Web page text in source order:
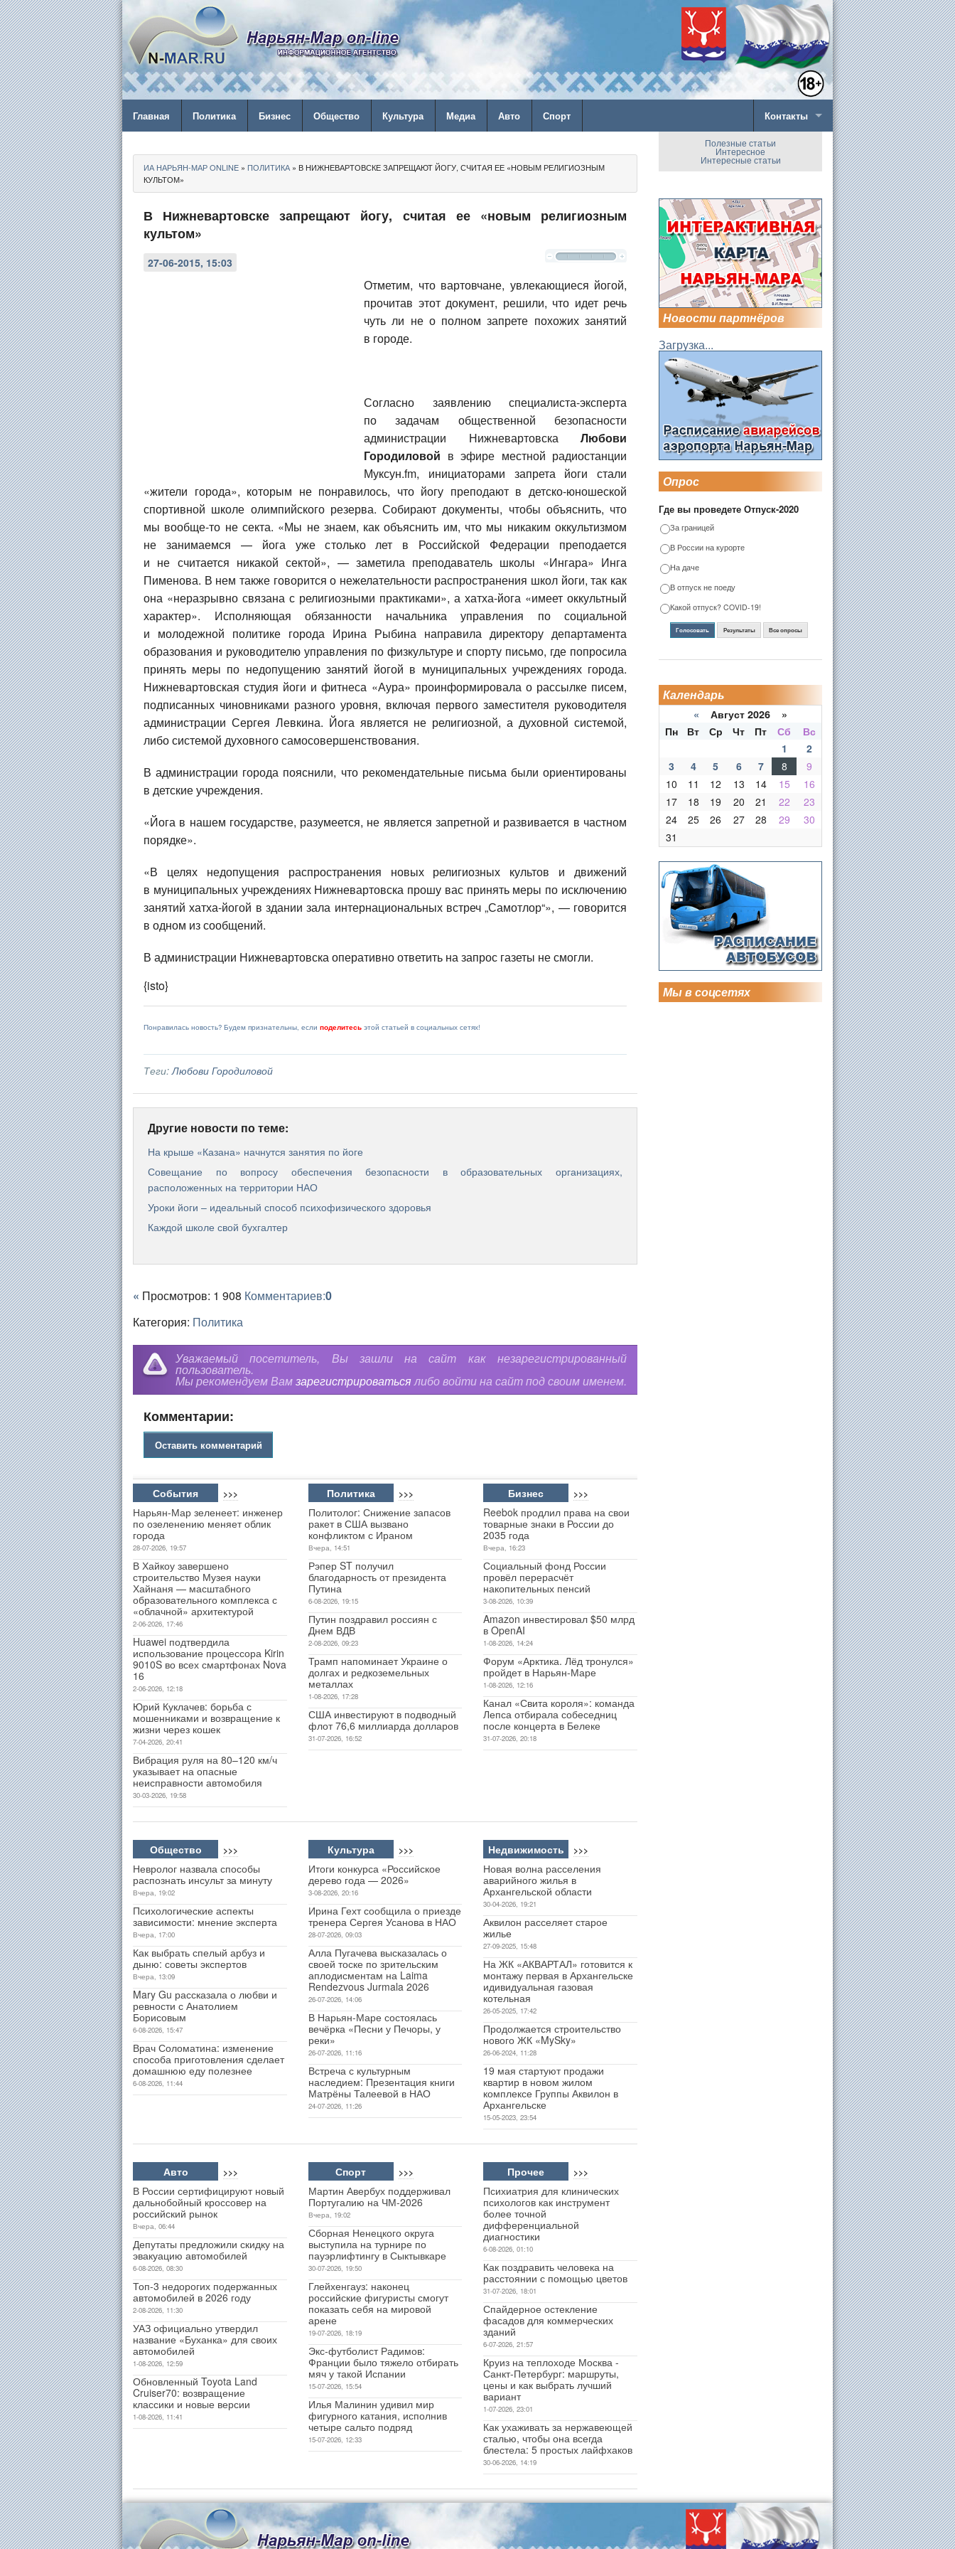
Главная Политика Бизнес Общество Культура Медиа Авто Спорт Контакты
ИА НАРЬЯН-МАР ONLINE » ПОЛИТИКА » В НИЖНЕВАРТОВСКЕ ЗАПРЕЩАЮТ ЙОГУ, СЧИТАЯ ЕЕ «НОВЫМ РЕЛИГИОЗНЫМ
КУЛЬТОМ»
В Нижневартовске запрещают йогу, считая ее «новым религиозным
культом»
27-06-2015, 15:03
Отметим, что вартовчане, увлекающиеся йогой,
прочитав этот документ, решили, что идет речь
чуть ли не о полном запрете похожих занятий
в городе.
Согласно заявлению специалиста-эксперта
по задачам общественной безопасности
администрации Нижневартовска Любови
Городиловой в эфире местной радиостанции
Муксун.fm, инициаторами запрета йоги стали
«жители города», которым не понравилось, что йогу преподают в детско-юношеской
спортивной школе олимпийского резерва. Собирают документы, чтобы объяснить, что
мы вообще-то не секта. «Мы не знаем, как объяснить им, что мы никаким оккультизмом
не занимаемся — йога уже столько лет в Российской Федерации преподается
и не считается никакой сектой», — заметила преподаватель школы «Ингара» Инга
Пименова. В нем также говорится о нежелательности распространения школ йоги, так как
она «неразрывно связана с религиозными практиками», а хатха-йога «имеет оккультный
характер». Исполняющая обязанности начальника управления по социальной
и молодежной политике города Ирина Рыбина направила директору департамента
образования и руководителю управления по физкультуре и спорту письмо, где попросила
принять меры по недопущению занятий йогой в муниципальных учреждениях города.
Нижневартовская студия йоги и фитнеса «Аура» проинформировала о рассылке писем,
подписанных чиновниками разного уровня, включая первого заместителя руководителя
администрации Сергея Левкина. Йога является не религиозной, а духовной системой,
либо системой духовного самосовершенствования.
В администрации города пояснили, что рекомендательные письма были ориентированы
в детские учреждения.
«Йога в нашем государстве, разумеется, не является запретной и развивается в частном
порядке».
«В целях недопущения распространения новых религиозных культов и движений
в муниципальных учреждениях Нижневартовска прошу вас принять меры по исключению
занятий хатха-йогой в здании зала интернациональных встреч „Самотлор“», — говорится
в одном из сообщений.
В администрации Нижневартовска оперативно ответить на запрос газеты не смогли.
{isto}
Понравилась новость? Будем признательны, если поделитесь этой статьей в социальных сетях!
Теги:Любови Городиловой
Другие новости по теме:
На крыше «Казана» начнутся занятия по йоге
Совещание по вопросу обеспечения безопасности в образовательных организациях,
расположенных на территории НАО
Уроки йоги – идеальный способ психофизического здоровья
Каждой школе свой бухгалтер
« Просмотров: 1 908 Комментариев:0
Категория: Политика
Уважаемый посетитель, Вы зашли на сайт как незарегистрированный
пользователь.
Мы рекомендуем Вамзарегистрироваться либо войти на сайт под своим именем.
Комментарии:
Оставить комментарий
События >>>
Нарьян-Мар зеленеет: инженер
по озеленению меняет облик
города
28-07-2026, 19:57
В Хайкоу завершено
строительство Музея науки
Хайнаня — масштабного
образовательного комплекса с
«облачной» архитектурой
2-06-2026, 17:46
Huawei подтвердила
использование процессора Kirin
9010S во всех смартфонах Nova
16
2-06-2026, 12:18
Юрий Куклачев: борьба с
мошенниками и возвращение к
жизни через кошек
7-04-2026, 20:41
Вибрация руля на 80–120 км/ч
указывает на опасные
неисправности автомобиля
30-03-2026, 19:58
Политика >>>
Политолог: Снижение запасов
ракет в США вызвано
конфликтом с Ираном
Вчера, 14:51
Рэпер ST получил
благодарность от президента
Путина
6-08-2026, 19:15
Путин поздравил россиян с
Днем ВДВ
2-08-2026, 09:23
Трамп напоминает Украине о
долгах и редкоземельных
металлах
1-08-2026, 17:28
США инвестируют в подводный
флот 76,6 миллиарда долларов
31-07-2026, 16:52
Бизнес >>>
Reebok продлил права на свои
товарные знаки в России до
2035 года
Вчера, 16:23
Социальный фонд России
провёл перерасчёт
накопительных пенсий
3-08-2026, 10:39
Amazon инвестировал $50 млрд
в OpenAI
1-08-2026, 14:24
Форум «Арктика. Лёд тронулся»
пройдет в Нарьян-Маре
1-08-2026, 12:16
Канал «Свита короля»: команда
Лепса отбирала собеседниц
после концерта в Белеке
31-07-2026, 20:18
Общество >>>
Невролог назвала способы
распознать инсульт за минуту
Вчера, 19:02
Психологические аспекты
зависимости: мнение эксперта
Вчера, 17:00
Как выбрать спелый арбуз и
дыню: советы экспертов
Вчера, 13:09
Mary Gu рассказала о любви и
ревности с Анатолием
Борисовым
6-08-2026, 15:47
Врач Соломатина: изменение
способа приготовления сделает
домашнюю еду полезнее
6-08-2026, 11:44
Культура >>>
Итоги конкурса «Российское
дерево года — 2026»
3-08-2026, 20:16
Ирина Гехт сообщила о приезде
тренера Сергея Усанова в НАО
28-07-2026, 09:03
Алла Пугачева высказалась о
своей тоске по зрительским
аплодисментам на Laima
Rendezvous Jurmala 2026
26-07-2026, 14:06
В Нарьян-Маре состоялась
вечёрка «Песни у Печоры, у
реки»
26-07-2026, 11:16
Встреча с культурным
наследием: Презентация книги
Матрёны Талеевой в НАО
24-07-2026, 11:26
Недвижимость >>>
Новая волна расселения
аварийного жилья в
Архангельской области
30-04-2026, 19:21
Аквилон расселяет старое
жилье
27-09-2025, 15:48
На ЖК «АКВАРТАЛ» готовится к
монтажу первая в Архангельске
идивидуальная газовая
котельная
26-05-2025, 17:42
Продолжается строительство
нового ЖК «MySky»
26-06-2024, 11:28
19 мая стартуют продажи
квартир в новом жилом
комплексе Группы Аквилон в
Архангельске
15-05-2023, 23:54
Авто >>>
В России сертифицируют новый
дальнобойный кроссовер на
российский рынок
Вчера, 06:44
Депутаты предложили скидку на
эвакуацию автомобилей
6-08-2026, 08:30
Топ-3 недорогих подержанных
автомобилей в 2026 году
2-08-2026, 11:30
УАЗ официально утвердил
название «Буханка» для своих
автомобилей
1-08-2026, 12:59
Обновленный Toyota Land
Cruiser70: возвращение
классики и новые версии
1-08-2026, 11:41
Спорт >>>
Мартин Авербух поддерживал
Португалию на ЧМ-2026
Вчера, 19:02
Сборная Ненецкого округа
выступила на турнире по
пауэрлифтингу в Сыктывкаре
30-07-2026, 19:50
Глейхенгауз: наконец
российские фигуристы смогут
показать себя на мировой
арене
19-07-2026, 18:19
Экс-футболист Радимов:
Франции было тяжело отбирать
мяч у такой Испании
15-07-2026, 15:54
Илья Малинин удивил мир
фигурного катания, исполнив
четыре сальто подряд
15-07-2026, 12:33
Прочее >>>
Психиатрия для клинических
психологов как инструмент
более точной
дифференциальной
диагностики
6-08-2026, 01:10
Как поздравить человека на
расстоянии с помощью цветов
31-07-2026, 18:01
Спайдерное остекление
фасадов для коммерческих
зданий
6-07-2026, 21:57
Круиз на теплоходе Москва -
Санкт-Петербург: маршруты,
цены и как выбрать лучший
вариант
1-07-2026, 23:01
Как ухаживать за нержавеющей
сталью, чтобы она всегда
блестела: 5 простых лайфхаков
30-06-2026, 14:19
Полезные статьи
Интересное
Интересные статьи
Новости партнёров
Загрузка...
Опрос
Где вы проведете Отпуск-2020
За границей
В России на курорте
На даче
В отпуск не поеду
Какой отпуск? COVID-19!
Голосовать Результаты Все опросы
Календарь
« Август 2026 »
Пн
Вт Ср Чт Пт Сб
Вс
1
2
3
4 5 6 7 8
9
10
11 12 13 14 15
16
17
18 19 20 21 22
23
24
25 26 27 28 29
30
31
Мы в соцсетях